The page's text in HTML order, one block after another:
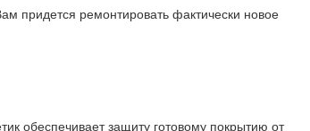
придется ремонтировать фактически новое
обеспечивает защиту готовому покрытию от